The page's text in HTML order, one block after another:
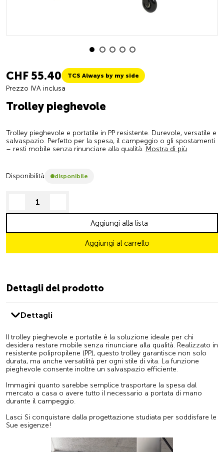
CHF 55.40 TCS Always by my side
Prezzo IVA inclusa
Trolley pieghevole
Trolley pieghevole e portatile in PP resistente. Durevole, versatile e
salvaspazio. Perfetto per la spesa, il campeggio o gli spostamenti
– resti mobile senza rinunciare alla qualità. Mostra di più
Disponibilità disponibile
decrease quantity
Aggiungi al carrello
Aggiungi alla lista
Dettagli del prodotto
Dettagli
Il trolley pieghevole e portatile è la soluzione ideale per chi
desidera restare mobile senza rinunciare alla qualità. Realizzato in
resistente polipropilene (PP), questo trolley garantisce non solo
durata, ma anche versatilità per ogni stile di vita. La funzione
pieghevole consente inoltre un salvaspazio efficiente.
Immagini quanto sarebbe semplice trasportare la spesa dal
mercato a casa o avere tutto il necessario a portata di mano
durante il campeggio.
Lasci Si conquistare dalla progettazione studiata per soddisfare le
Sue esigenze!